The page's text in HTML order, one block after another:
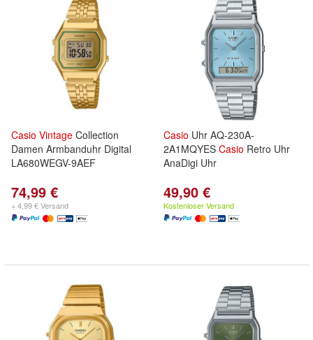
Casio Vintage Collection
Damen Armbanduhr Digital
LA680WEGV-9AEF
74,99 €
+ 4,99 € Versand
Casio Uhr AQ-230A-
2A1MQYES Casio Retro Uhr
AnaDigi Uhr
49,90 €
Kostenloser Versand